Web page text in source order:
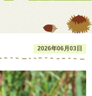
2026年06月03日